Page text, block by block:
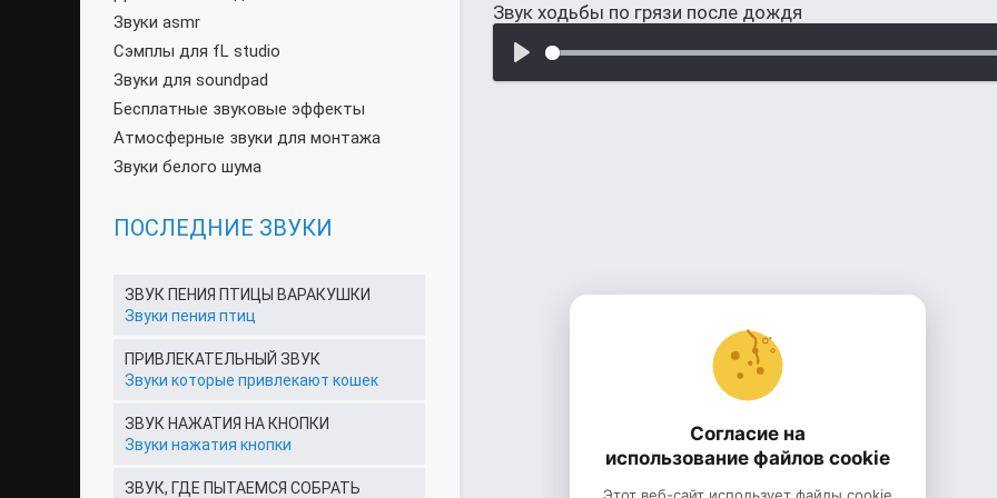
Звук ходьбы по грязи после дождя
Звуки asmr
Сэмплы для fL studio
Звуки для soundpad
Бесплатные звуковые эффекты
Атмосферные звуки для монтажа
Звуки белого шума
ПОСЛЕДНИЕ ЗВУКИ
ЗВУК ПЕНИЯ ПТИЦЫ ВАРАКУШКИ
Звуки пения птиц
ПРИВЛЕКАТЕЛЬНЫЙ ЗВУК
Звуки которые привлекают кошек
ЗВУК НАЖАТИЯ НА КНОПКИ
Звуки нажатия кнопки
ЗВУК, ГДЕ ПЫТАЕМСЯ СОБРАТЬ
Согласие на
использование файлов cookie